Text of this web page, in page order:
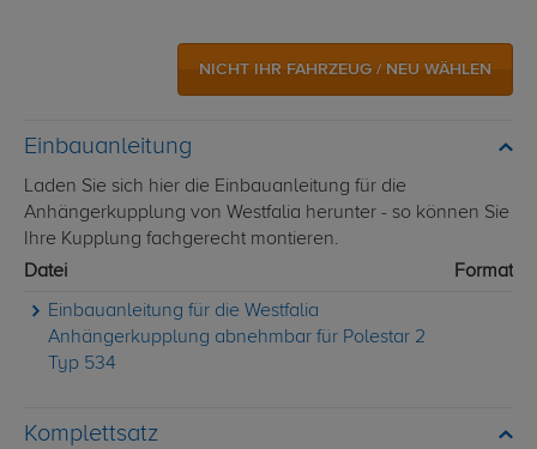
NICHT IHR FAHRZEUG / NEU WÄHLEN
Einbauanleitung
Laden Sie sich hier die Einbauanleitung für die
Anhängerkupplung von Westfalia herunter - so können Sie
Ihre Kupplung fachgerecht montieren.
Datei
Format
Einbauanleitung für die Westfalia
Anhängerkupplung abnehmbar für Polestar 2
Typ 534
Komplettsatz